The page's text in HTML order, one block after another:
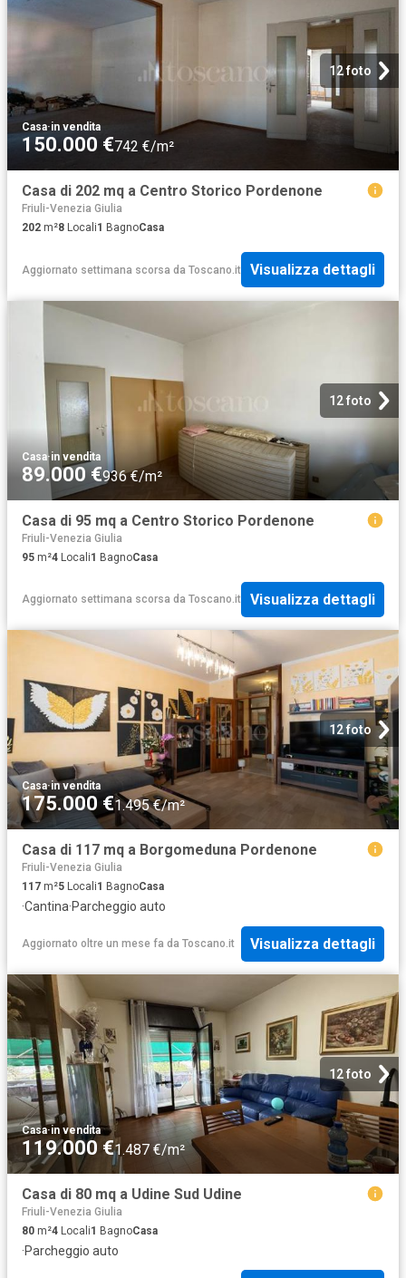
12 foto
Casa·in vendita
150.000 €742 €/m²
Casa di 202 mq a Centro Storico Pordenone
Friuli-Venezia Giulia
202 m²8 Locali1 BagnoCasa
Aggiornato settimana scorsa da Toscano.it Visualizza dettagli
12 foto
Casa·in vendita
89.000 €936 €/m²
Casa di 95 mq a Centro Storico Pordenone
Friuli-Venezia Giulia
95 m²4 Locali1 BagnoCasa
Aggiornato settimana scorsa da Toscano.it Visualizza dettagli
12 foto
Casa·in vendita
175.000 €1.495 €/m²
Casa di 117 mq a Borgomeduna Pordenone
Friuli-Venezia Giulia
117 m²5 Locali1 BagnoCasa
·Cantina·Parcheggio auto
Aggiornato oltre un mese fa da Toscano.it Visualizza dettagli
12 foto
Casa·in vendita
119.000 €1.487 €/m²
Casa di 80 mq a Udine Sud Udine
Friuli-Venezia Giulia
80 m²4 Locali1 BagnoCasa
·Parcheggio auto